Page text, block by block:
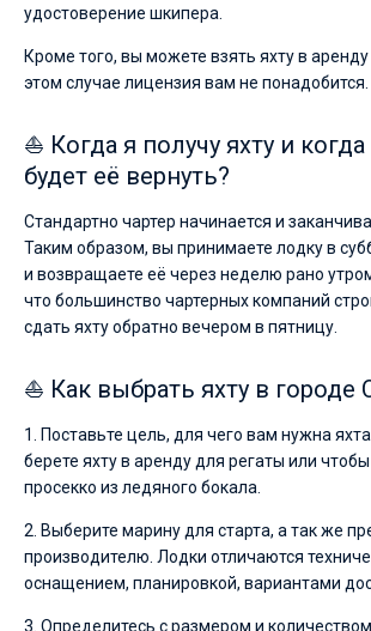
удостоверение шкипера.
Кроме того, вы можете взять яхту в
этом случае лицензия вам не понадобится.
⛵ Когда я получу яхту и
будет её вернуть?
Стандартно чартер начинается и
Таким образом, вы принимаете лодку в
и возвращаете её через неделю рано
что большинство чартерных компаний
сдать яхту обратно вечером в пятницу.
⛵ Как выбрать яхту в городе
1. Поставьте цель, для чего вам нужна
берете яхту в аренду для регаты или
просекко из ледяного бокала.
2. Выберите марину для старта, а так же
производителю. Лодки отличаются
оснащением, планировкой, вариантами
3. Определитесь с размером и